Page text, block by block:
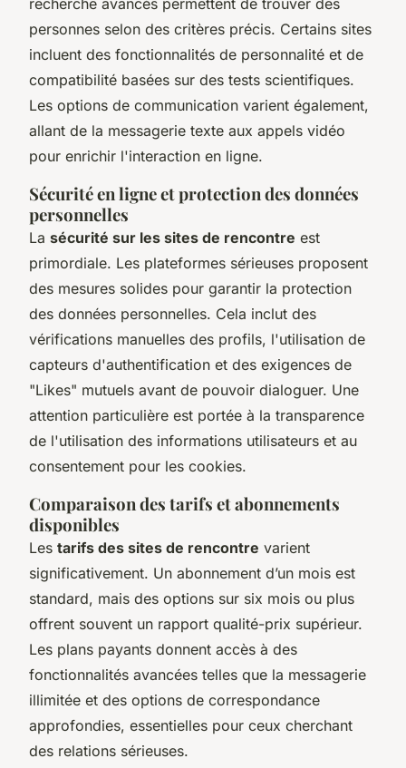
personnes selon des critères précis. Certains sites
incluent des fonctionnalités de personnalité et de
compatibilité basées sur des tests scientifiques.
Les options de communication varient également,
allant de la messagerie texte aux appels vidéo
pour enrichir l'interaction en ligne.
Sécurité en ligne et protection des données
personnelles
La sécurité sur les sites de rencontre est
primordiale. Les plateformes sérieuses proposent
des mesures solides pour garantir la protection
des données personnelles. Cela inclut des
vérifications manuelles des profils, l'utilisation de
capteurs d'authentification et des exigences de
"Likes" mutuels avant de pouvoir dialoguer. Une
attention particulière est portée à la transparence
de l'utilisation des informations utilisateurs et au
consentement pour les cookies.
Comparaison des tarifs et abonnements
disponibles
Les tarifs des sites de rencontre varient
significativement. Un abonnement d’un mois est
standard, mais des options sur six mois ou plus
offrent souvent un rapport qualité-prix supérieur.
Les plans payants donnent accès à des
fonctionnalités avancées telles que la messagerie
illimitée et des options de correspondance
approfondies, essentielles pour ceux cherchant
des relations sérieuses.